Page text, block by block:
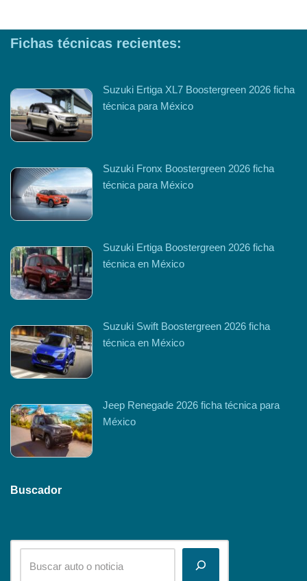
Fichas técnicas recientes:
Suzuki Ertiga XL7 Boostergreen 2026 ficha
técnica para México
Suzuki Fronx Boostergreen 2026 ficha
técnica para México
Suzuki Ertiga Boostergreen 2026 ficha
técnica en México
Suzuki Swift Boostergreen 2026 ficha
técnica en México
Jeep Renegade 2026 ficha técnica para
México
Buscador